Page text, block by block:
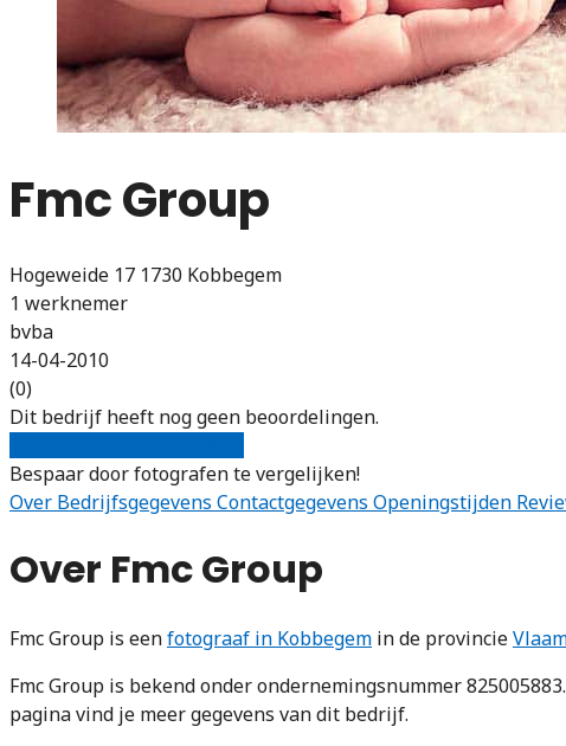
Fmc Group
Hogeweide 17 1730 Kobbegem
1 werknemer
bvba
14-04-2010
(0)
Dit bedrijf heeft nog geen beoordelingen.
Bespaar door fotografen te vergelijken!
Over Bedrijfsgegevens Contactgegevens Openingstijden
Over Fmc Group
Fmc Group is eenfotograaf in Kobbegem in de provincie
Fmc Group is bekend onder ondernemingsnummer
pagina vind je meer gegevens van dit bedrijf.